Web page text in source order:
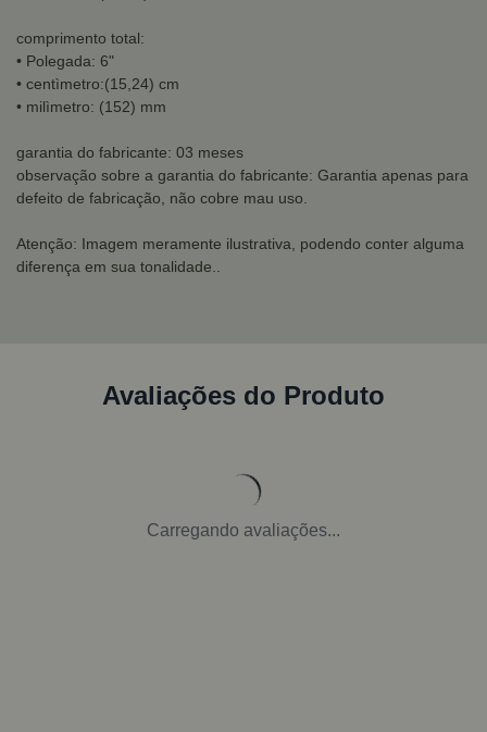
comprimento total:
• Polegada: 6"
• centìmetro:(15,24) cm
• milìmetro: (152) mm
garantia do fabricante: 03 meses
observação sobre a garantia do fabricante: Garantia apenas para
defeito de fabricação, não cobre mau uso.
Atenção: Imagem meramente ilustrativa, podendo conter alguma
diferença em sua tonalidade..
Avaliações do Produto
Carregando avaliações...